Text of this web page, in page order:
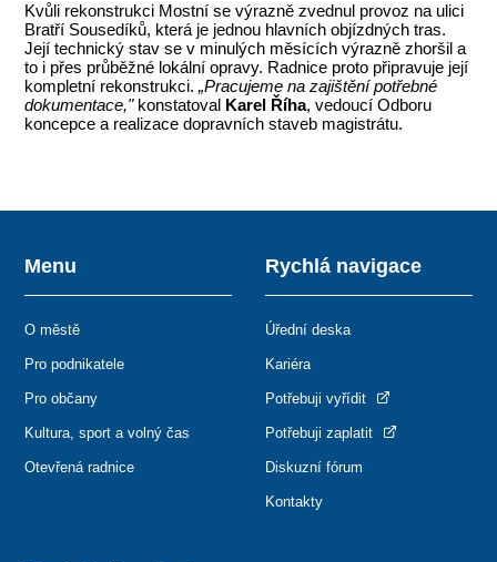
Kvůli rekonstrukci Mostní se výrazně zvednul provoz na ulici
Bratří Sousedíků, která je jednou hlavních objízdných tras.
Její technický stav se v minulých měsících výrazně zhoršil a
to i přes průběžné lokální opravy. Radnice proto připravuje její
kompletní rekonstrukci.„Pracujeme na zajištění potřebné
dokumentace,"konstatoval Karel Říha, vedoucí Odboru
koncepce a realizace dopravních staveb magistrátu.
Menu
O městě
Pro podnikatele
Pro občany
Kultura, sport a volný čas
Otevřená radnice
Rychlá navigace
Úřední deska
Kariéra
Potřebuji vyřídit
Potřebuji zaplatit
Diskuzní fórum
Kontakty